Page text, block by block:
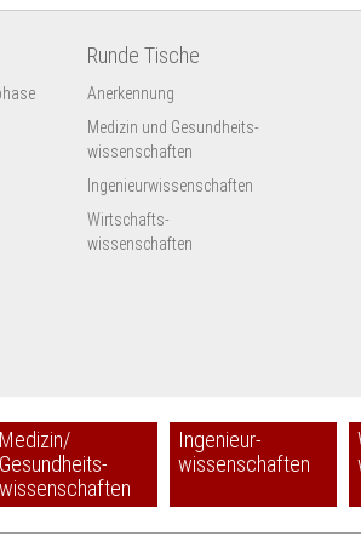
Runde Tische
Anerkennung
Medizin und Gesundheits-
wissenschaften
Ingenieur­wissenschaften
Wirtschafts-
wissenschaften
Medizin/
Gesundheits-
wissenschaften
Ingenieur-
wissenschaften